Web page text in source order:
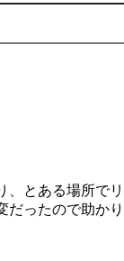
、とある場所でリ
だったので助かり